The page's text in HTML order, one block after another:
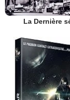
La Dernière